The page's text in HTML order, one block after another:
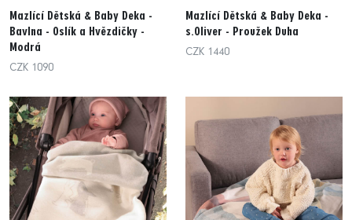
Mazlící Dětská & Baby Deka -
Bavlna - Oslík a Hvězdičky -
Modrá
CZK 1090
Mazlící Dětská & Baby Deka -
s.Oliver - Proužek Duha
CZK 1440